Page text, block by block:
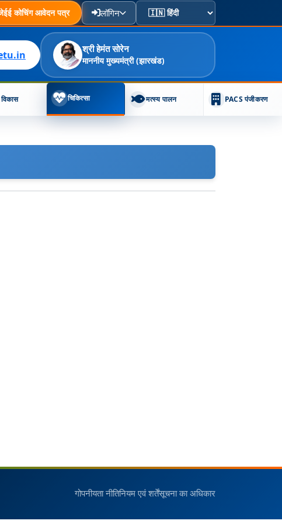
कोचिंग आवेदन पत्र लॉगिन
श्री हेमंत सोरेन
माननीय मुख्यमंत्री (झारखंड)
चिकित्सा मत्स्य पालन PACS पंजीकरण
गोपनीयता नीतिनियम एवं शर्तेंसूचना का अधिकार